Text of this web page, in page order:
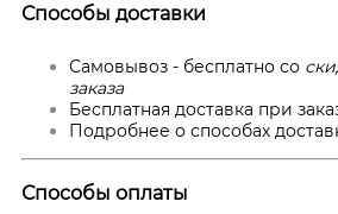
Способы доставки
Самовывоз - бесплатно со
заказа
Бесплатная доставка при
Подробнее о способах
Способы оплаты